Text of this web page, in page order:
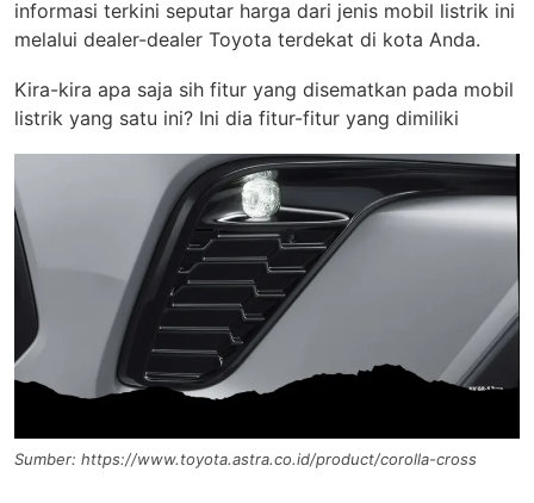
informasi terkini seputar harga dari jenis mobil listrik ini
melalui dealer-dealer Toyota terdekat di kota Anda.
Kira-kira apa saja sih fitur yang disematkan pada mobil
listrik yang satu ini? Ini dia fitur-fitur yang dimiliki
Sumber: https://www.toyota.astra.co.id/product/corolla-cross